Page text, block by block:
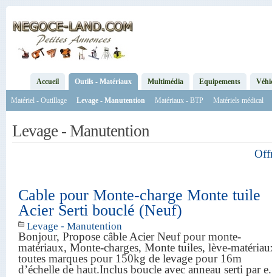
Accueil Outils - Matériaux Multimédia Equipements
Matériel - Outillage Levage - Manutention Matériaux - BTP Matériels médical
Levage - Manutention
Cable pour Monte-charge Monte tuile
Acier Serti bouclé (Neuf)
Levage - Manutention
Bonjour, Propose câble Acier Neuf pour monte-
matériaux, Monte-charges, Monte tuiles, lève-
toutes marques pour 150kg de levage pour 16m
d’échelle de haut.Inclus boucle avec anneau serti par